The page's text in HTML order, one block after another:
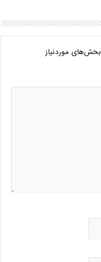
بخش‌های موردنیاز